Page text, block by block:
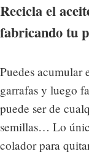
Recicla el
fabricando tu
Puedes acumular
garrafas y luego
puede ser de
semillas… Lo
colador para